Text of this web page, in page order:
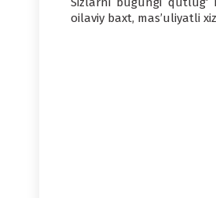
oilaviy baxt, mas’uliyatli